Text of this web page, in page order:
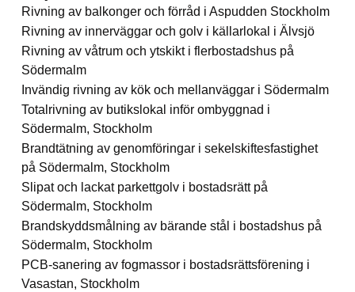
Rivning av balkonger och förråd i Aspudden Stockholm
Rivning av innerväggar och golv i källarlokal i Älvsjö
Rivning av våtrum och ytskikt i flerbostadshus på
Södermalm
Invändig rivning av kök och mellanväggar i Södermalm
Totalrivning av butikslokal inför ombyggnad i
Södermalm, Stockholm
Brandtätning av genomföringar i sekelskiftesfastighet
på Södermalm, Stockholm
Slipat och lackat parkettgolv i bostadsrätt på
Södermalm, Stockholm
Brandskyddsmålning av bärande stål i bostadshus på
Södermalm, Stockholm
PCB-sanering av fogmassor i bostadsrättsförening i
Vasastan, Stockholm